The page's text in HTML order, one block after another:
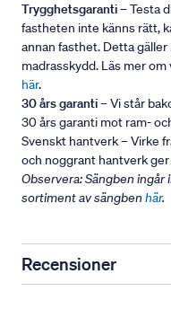
Trygghetsgaranti– Testa
fastheten inte känns rätt,
annan fasthet. Detta
madrasskydd. Läs mer
här.
30 års garanti– Vi står
30 års garanti mot ram-
Svenskt hantverk – Virke
och noggrant hantverk
Observera: Sängben
sortiment av sängben här.
Recensioner